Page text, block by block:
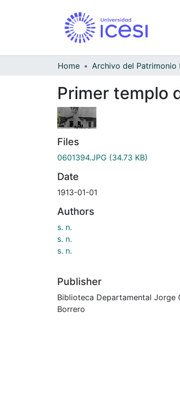
Home
Primer templo
Files
0601394.JPG (34.73 KB)
Date
1913-01-01
Authors
s. n.
s. n.
s. n.
Publisher
Biblioteca Departamental Jorge
Borrero